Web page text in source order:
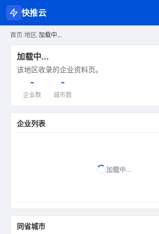
快推云
首页/地区/加载中...
加载中...
该地区收录的企业资料页。
-
企业数
-
城市数
企业列表
加载中...
同省城市